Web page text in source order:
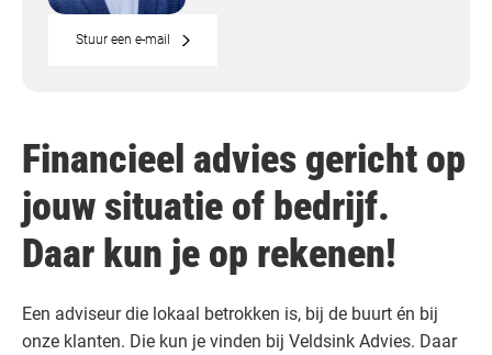
Stuur een e-mail
Financieel advies gericht op
jouw situatie of bedrijf.
Daar kun je op rekenen!
Een adviseur die lokaal betrokken is, bij de buurt én bij
onze klanten. Die kun je vinden bij Veldsink Advies. Daar